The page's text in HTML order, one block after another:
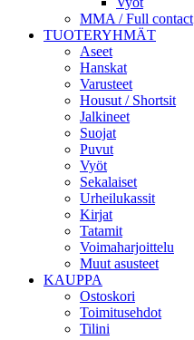
MMA / Full contact
TUOTERYHMÄT
Aseet
Hanskat
Varusteet
Housut / Shortsit
Jalkineet
Suojat
Puvut
Vyöt
Sekalaiset
Urheilukassit
Kirjat
Tatamit
Voimaharjoittelu
Muut asusteet
KAUPPA
Ostoskori
Toimitusehdot
Tilini